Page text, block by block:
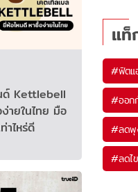
ด์ Kettlebell
ายในไทย มือ
าไหร่ดี
แท็
#ฟิตแ
#ออก
#ลด
#ลดไ